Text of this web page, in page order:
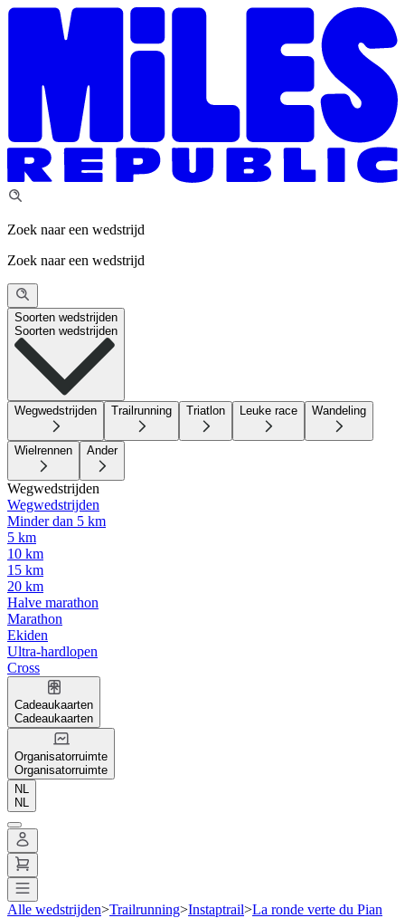
Zoek naar een wedstrijd
Zoek naar een wedstrijd
Soorten wedstrijden
Soorten wedstrijden
Wegwedstrijden Trailrunning Triatlon Leuke race Wandeling
Wielrennen Ander
Wegwedstrijden
Wegwedstrijden
Minder dan 5 km
5 km
10 km
15 km
20 km
Halve marathon
Marathon
Ekiden
Ultra-hardlopen
Cross
Cadeaukaarten
Cadeaukaarten
Organisatorruimte
Organisatorruimte
NL
NL
Alle wedstrijden>Trailrunning>Instaptrail>La ronde verte du Pian